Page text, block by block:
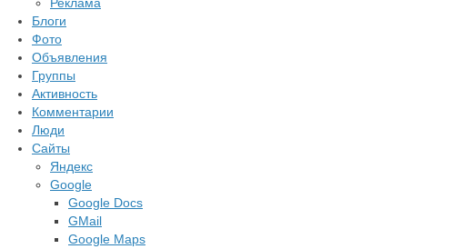
Блоги
Фото
Объявления
Группы
Активность
Комментарии
Люди
Сайты
Яндекс
Google
Google Docs
GMail
Google Maps